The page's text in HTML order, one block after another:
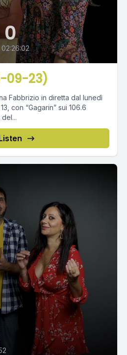
0
02:26:02
09-23)
Fabbrizio in diretta dal lunedì
con “Gagarin” sui 106.6